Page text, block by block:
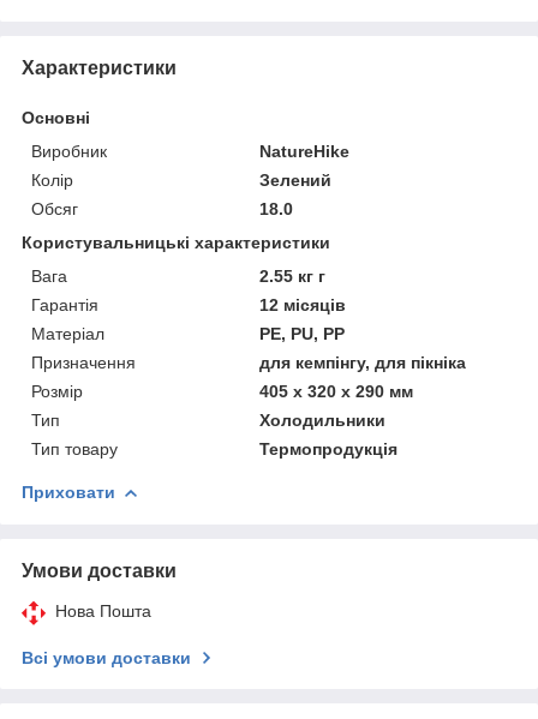
Характеристики
Основні
Виробник
NatureHike
Колір
Зелений
Обсяг
18.0
Користувальницькі характеристики
Вага
2.55 кг г
Гарантія
12 місяців
Матеріал
PE, PU, PP
Призначення
для кемпінгу, для пікніка
Розмір
405 х 320 х 290 мм
Тип
Холодильники
Тип товару
Термопродукція
Приховати
Умови доставки
Нова Пошта
Всі умови доставки